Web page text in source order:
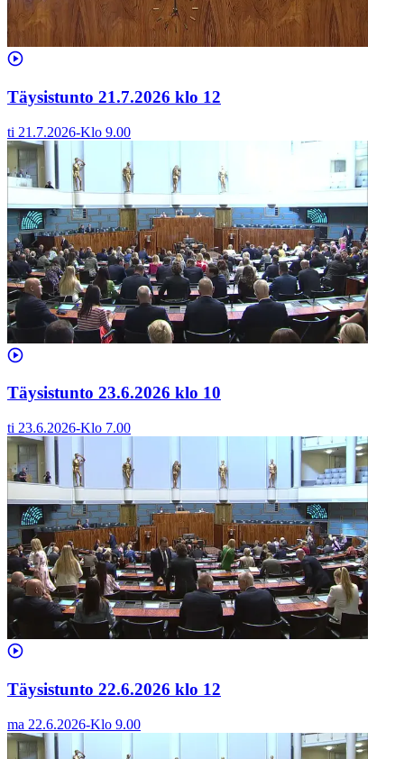
Täysistunto 21.7.2026 klo 12
ti 21.7.2026-Klo 9.00
Täysistunto 23.6.2026 klo 10
ti 23.6.2026-Klo 7.00
Täysistunto 22.6.2026 klo 12
ma 22.6.2026-Klo 9.00